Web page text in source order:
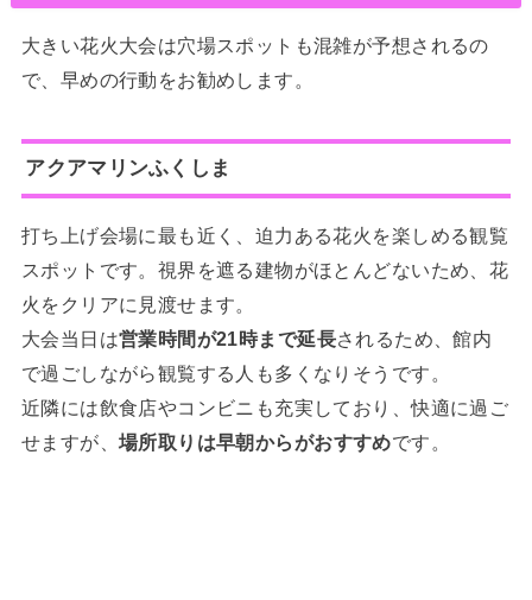
大きい花火大会は穴場スポットも混雑が予想されるの
で、早めの行動をお勧めします。
アクアマリンふくしま
打ち上げ会場に最も近く、迫力ある花火を楽しめる観覧
スポットです。視界を遮る建物がほとんどないため、花
火をクリアに見渡せます。
大会当日は営業時間が21時まで延長されるため、館内
で過ごしながら観覧する人も多くなりそうです。
近隣には飲食店やコンビニも充実しており、快適に過ご
せますが、 場所取りは早朝からがおすすめです。